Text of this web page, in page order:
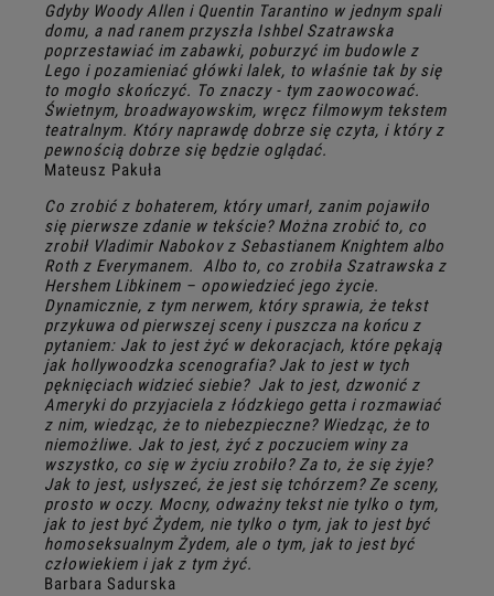
Gdyby Woody Allen i Quentin Tarantino w jednym spali
domu, a nad ranem przyszła Ishbel Szatrawska
poprzestawiać im zabawki, poburzyć im budowle z
Lego i pozamieniać główki lalek, to właśnie tak by się
to mogło skończyć. To znaczy - tym zaowocować.
Świetnym, broadwayowskim, wręcz filmowym tekstem
teatralnym. Który naprawdę dobrze się czyta, i który z
pewnością dobrze się będzie oglądać.
Mateusz Pakuła
Co zrobić z bohaterem, który umarł, zanim pojawiło
się pierwsze zdanie w tekście? Można zrobić to, co
zrobił Vladimir Nabokov z Sebastianem Knightem albo
Roth z Everymanem. Albo to, co zrobiła Szatrawska z
Hershem Libkinem – opowiedzieć jego życie.
Dynamicznie, z tym nerwem, który sprawia, że tekst
przykuwa od pierwszej sceny i puszcza na końcu z
pytaniem: Jak to jest żyć w dekoracjach, które pękają
jak hollywoodzka scenografia? Jak to jest w tych
pęknięciach widzieć siebie? Jak to jest, dzwonić z
Ameryki do przyjaciela z łódzkiego getta i rozmawiać
z nim, wiedząc, że to niebezpieczne? Wiedząc, że to
niemożliwe. Jak to jest, żyć z poczuciem winy za
wszystko, co się w życiu zrobiło? Za to, że się żyje?
Jak to jest, usłyszeć, że jest się tchórzem? Ze sceny,
prosto w oczy. Mocny, odważny tekst nie tylko o tym,
jak to jest być Żydem, nie tylko o tym, jak to jest być
homoseksualnym Żydem, ale o tym, jak to jest być
człowiekiem i jak z tym żyć.
Barbara Sadurska